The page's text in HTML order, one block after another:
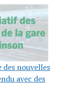
des nouvelles
avec des